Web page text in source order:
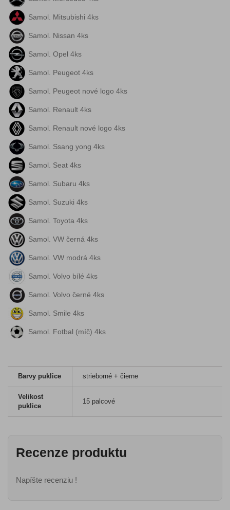
Samol. Mitsubishi 4ks
Samol. Nissan 4ks
Samol. Opel 4ks
Samol. Peugeot 4ks
Samol. Peugeot nové logo 4ks
Samol. Renault 4ks
Samol. Renault nové logo 4ks
Samol. Ssang yong 4ks
Samol. Seat 4ks
Samol. Subaru 4ks
Samol. Suzuki 4ks
Samol. Toyota 4ks
Samol. VW černá 4ks
Samol. VW modrá 4ks
Samol. Volvo bílé 4ks
Samol. Volvo černé 4ks
Samol. Smile 4ks
Samol. Fotbal (míč) 4ks
Barvy puklice strieborné + čierne
Velikost
puklice
15 palcové
Recenze produktu
Napíšte recenziu !